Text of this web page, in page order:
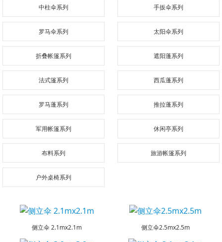
中柱伞系列 手扳伞系列
罗马伞系列 太阳伞系列
折叠帐篷系列 遮阳蓬系列
法式篷系列 西瓜蓬系列
罗马蓬系列 推拉蓬系列
军用帐篷系列 休闲亭系列
布料系列 旅游帐篷系列
户外桌椅系列
侧立伞 2.1mx2.1m 侧立伞2.5mx2.5m